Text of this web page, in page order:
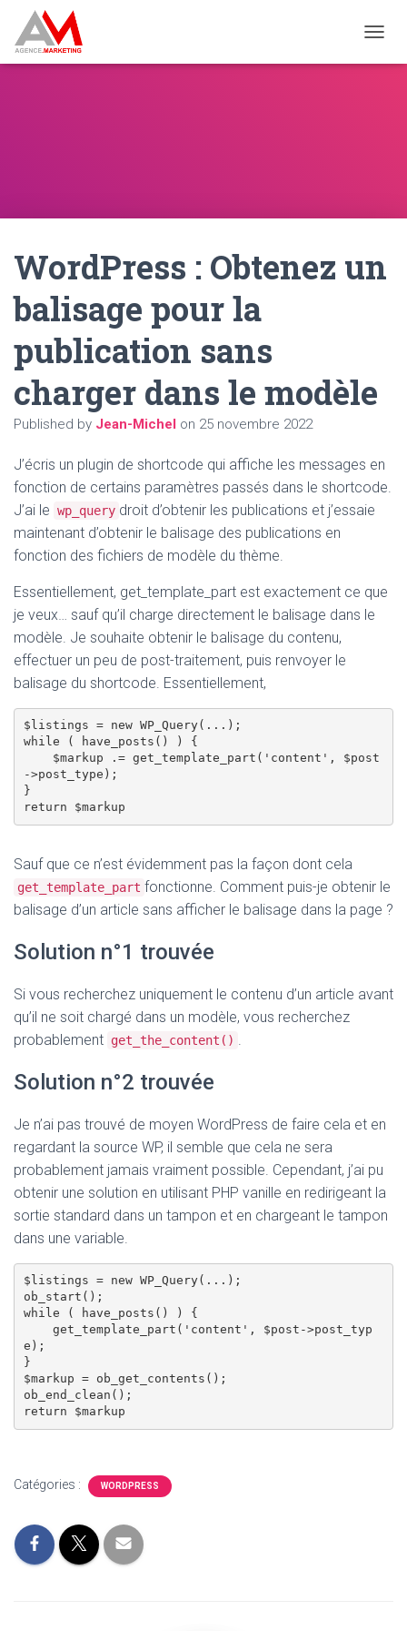
WordPress : Obtenez un
balisage pour la
publication sans
charger dans le modèle
Published by Jean-Michel on 25 novembre 2022
J’écris un plugin de shortcode qui affiche les messages en
fonction de certains paramètres passés dans le shortcode.
J’ai le wp_query droit d’obtenir les publications et j’essaie
maintenant d’obtenir le balisage des publications en
fonction des fichiers de modèle du thème.
Essentiellement, get_template_part est exactement ce que
je veux… sauf qu’il charge directement le balisage dans le
modèle. Je souhaite obtenir le balisage du contenu,
effectuer un peu de post-traitement, puis renvoyer le
balisage du shortcode. Essentiellement,
$listings = new WP_Query(...);
while ( have_posts() ) {
->post_type);
}
Sauf que ce n’est évidemment pas la façon dont cela
get_template_part fonctionne. Comment puis-je obtenir le
balisage d’un article sans afficher le balisage dans la page ?
Solution n°1 trouvée
Si vous recherchez uniquement le contenu d’un article avant
qu’il ne soit chargé dans un modèle, vous recherchez
probablement get_the_content() .
Solution n°2 trouvée
Je n’ai pas trouvé de moyen WordPress de faire cela et en
regardant la source WP, il semble que cela ne sera
probablement jamais vraiment possible. Cependant, j’ai pu
obtenir une solution en utilisant PHP vanille en redirigeant la
sortie standard dans un tampon et en chargeant le tampon
dans une variable.
$listings = new WP_Query(...);
ob_start();
while ( have_posts() ) {
e);
}
$markup = ob_get_contents();
ob_end_clean();
Catégories : WORDPRESS